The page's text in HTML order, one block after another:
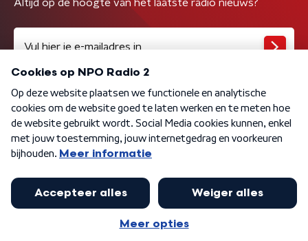
Altijd op de hoogte van het laatste radio nieuws?
Algemene voorwaarden